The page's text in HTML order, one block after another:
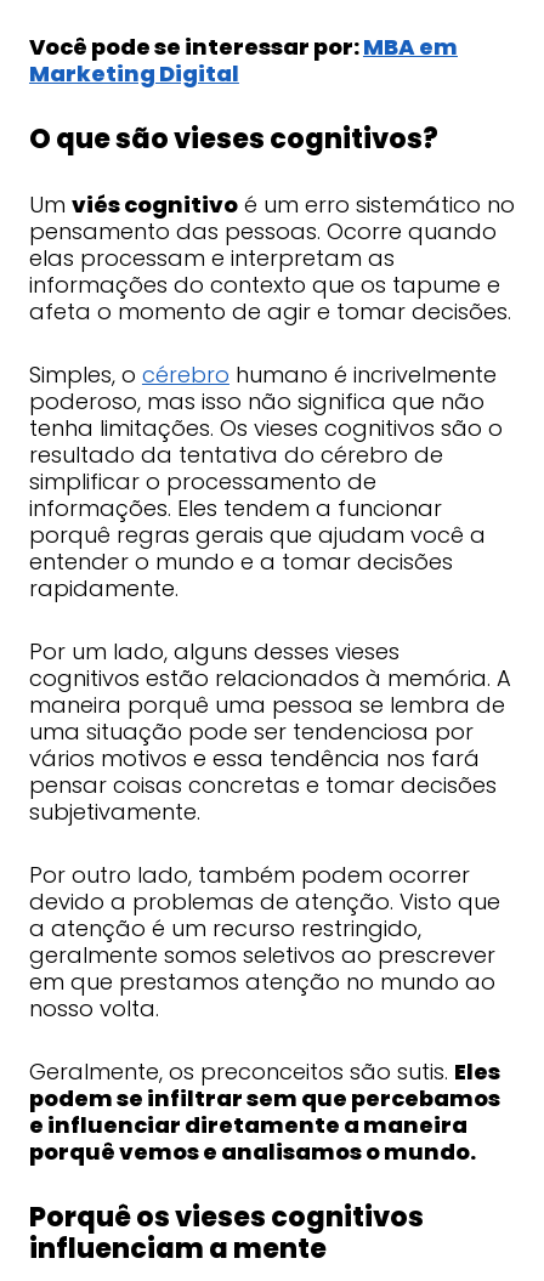
Você pode se interessar por:MBA em
Marketing Digital
O que são vieses cognitivos?
Um viés cognitivoé um erro sistemático no
pensamento das pessoas. Ocorre quando
elas processam e interpretam as
informações do contexto que os tapume e
afeta o momento de agir e tomar decisões.
Simples, o cérebro humano é incrivelmente
poderoso, mas isso não significa que não
tenha limitações. Os vieses cognitivos são o
resultado da tentativa do cérebro de
simplificar o processamento de
informações. Eles tendem a funcionar
porquê regras gerais que ajudam você a
entender o mundo e a tomar decisões
rapidamente.
Por um lado, alguns desses vieses
cognitivos estão relacionados à memória. A
maneira porquê uma pessoa se lembra de
uma situação pode ser tendenciosa por
vários motivos e essa tendência nos fará
pensar coisas concretas e tomar decisões
subjetivamente.
Por outro lado, também podem ocorrer
devido a problemas de atenção. Visto que
a atenção é um recurso restringido,
geralmente somos seletivos ao prescrever
em que prestamos atenção no mundo ao
nosso volta.
Geralmente, os preconceitos são sutis. Eles
podem se infiltrar sem que percebamos
e influenciar diretamente a maneira
porquê vemos e analisamos o mundo.
Porquê os vieses cognitivos
influenciam a mente